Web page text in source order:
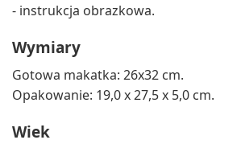
- instrukcja obrazkowa.
Wymiary
Gotowa makatka: 26x32 cm.
Opakowanie: 19,0 x 27,5 x 5,0 cm.
Wiek